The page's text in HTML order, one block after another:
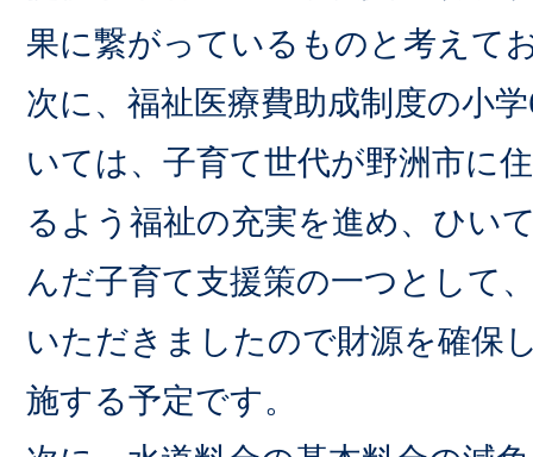
果に繋がっているものと考えて
次に、福祉医療費助成制度の小
いては、子育て世代が野洲市に
るよう福祉の充実を進め、ひい
んだ子育て支援策の一つとして
いただきましたので財源を確保
施する予定です。